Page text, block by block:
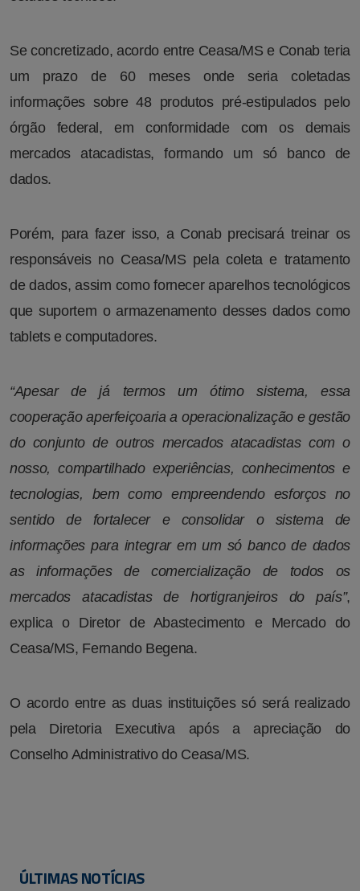
Se concretizado, acordo entre Ceasa/MS e Conab teria
um prazo de 60 meses onde seria coletadas
informações sobre 48 produtos pré-estipulados pelo
órgão federal, em conformidade com os demais
mercados atacadistas, formando um só banco de
dados.
Porém, para fazer isso, a Conab precisará treinar os
responsáveis no Ceasa/MS pela coleta e tratamento
de dados, assim como fornecer aparelhos tecnológicos
que suportem o armazenamento desses dados como
tablets e computadores.
“Apesar de já termos um ótimo sistema, essa
cooperação aperfeiçoaria a operacionalização e gestão
do conjunto de outros mercados atacadistas com o
nosso, compartilhado experiências, conhecimentos e
tecnologias, bem como empreendendo esforços no
sentido de fortalecer e consolidar o sistema de
informações para integrar em um só banco de dados
as informações de comercialização de todos os
mercados atacadistas de hortigranjeiros do país”,
explica o Diretor de Abastecimento e Mercado do
Ceasa/MS, Fernando Begena.
O acordo entre as duas instituições só será realizado
pela Diretoria Executiva após a apreciação do
Conselho Administrativo do Ceasa/MS.
ÚLTIMAS NOTÍCIAS